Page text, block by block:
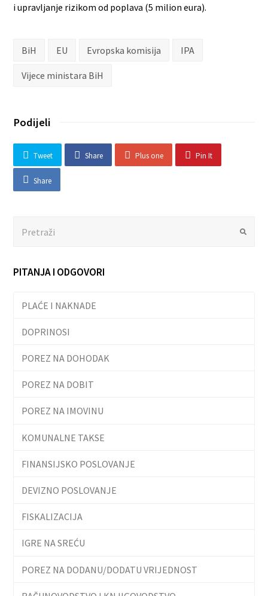
i upravljanje rizikom od poplava (5 milion eura).
BiH EU Evropska komisija IPA
Vijece ministara BiH
Podijeli
Tweet Share Plus one Pin It
Share
PITANJA I ODGOVORI
PLAĆE I NAKNADE
DOPRINOSI
POREZ NA DOHODAK
POREZ NA DOBIT
POREZ NA IMOVINU
KOMUNALNE TAKSE
FINANSIJSKO POSLOVANJE
DEVIZNO POSLOVANJE
FISKALIZACIJA
IGRE NA SREĆU
POREZ NA DODANU/DODATU VRIJEDNOST